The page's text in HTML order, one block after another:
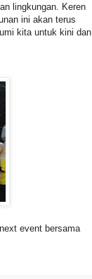
lingkungan. Keren
ini akan terus
kita untuk kini dan
event bersama